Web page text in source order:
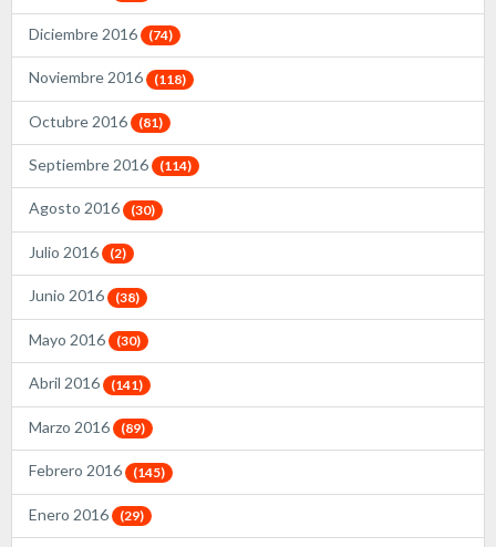
Diciembre 2016 (74)
Noviembre 2016 (118)
Octubre 2016 (81)
Septiembre 2016 (114)
Agosto 2016 (30)
Julio 2016 (2)
Junio 2016 (38)
Mayo 2016 (30)
Abril 2016 (141)
Marzo 2016 (89)
Febrero 2016 (145)
Enero 2016 (29)